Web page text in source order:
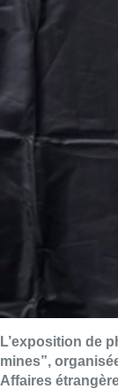
L’exposition de
mines”,
Affaires